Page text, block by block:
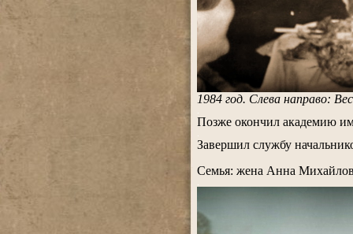
1984 год. Слева направо:
Позже окончил академию
Завершил службу
Семья: жена Анна